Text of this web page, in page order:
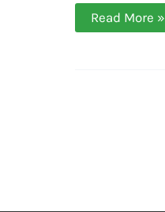
Autopsie
d’un
Read More »